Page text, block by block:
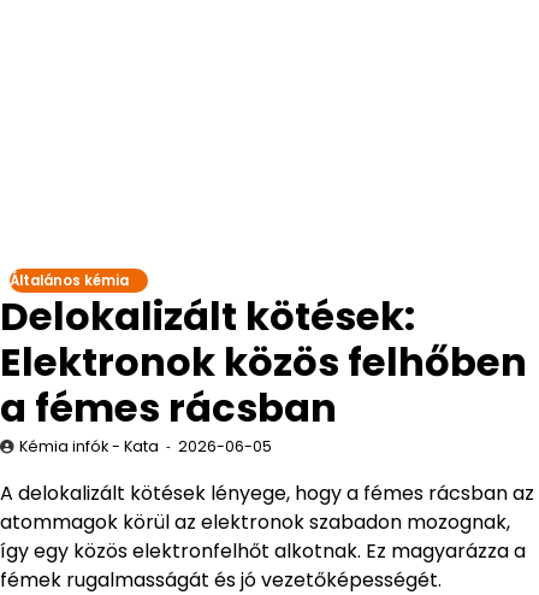
Általános kémia
Delokalizált kötések:
Elektronok közös felhőben
a fémes rácsban
Kémia infók - Kata 2026-06-05
A delokalizált kötések lényege, hogy a fémes rácsban az
atommagok körül az elektronok szabadon mozognak,
így egy közös elektronfelhőt alkotnak. Ez magyarázza a
fémek rugalmasságát és jó vezetőképességét.